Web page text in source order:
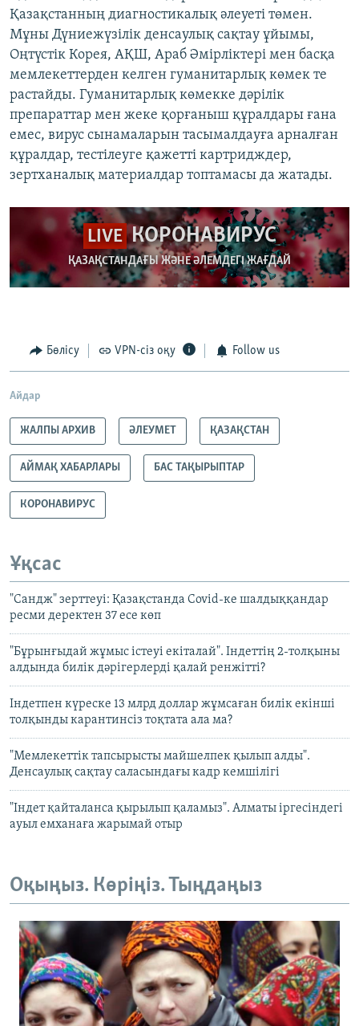
Қазақстанның диагностикалық әлеуеті төмен.
Мұны Дүниежүзілік денсаулық сақтау ұйымы,
Оңтүстік Корея, АҚШ, Араб Әмірліктері мен басқа
мемлекеттерден келген гуманитарлық көмек те
растайды. Гуманитарлық көмекке дәрілік
препараттар мен жеке қорғаныш құралдары ғана
емес, вирус сынамаларын тасымалдауға арналған
құралдар, тестілеуге қажетті картридждер,
зертханалық материалдар топтамасы да жатады.
LIVE КОРОНАВИРУС
ҚАЗАҚСТАНДАҒЫ ЖӘНЕ ӘЛЕМДЕГІ ЖАҒДАЙ
Бөлісу VPN-сіз оқу Follow us
Айдар
ЖАЛПЫ АРХИВ ӘЛЕУМЕТ ҚАЗАҚСТАН
АЙМАҚ ХАБАРЛАРЫ БАС ТАҚЫРЫПТАР
КОРОНАВИРУС
Ұқсас
"Сандж" зерттеуі: Қазақстанда Covid-ке шалдыққандар
ресми деректен 37 есе көп
"Бұрынғыдай жұмыс істеуі екіталай". Індеттің 2-толқыны
алдында билік дәрігерлерді қалай ренжітті?
Індетпен күреске 13 млрд доллар жұмсаған билік екінші
толқынды карантинсіз тоқтата ала ма?
"Мемлекеттік тапсырысты майшелпек қылып алды".
Денсаулық сақтау саласындағы кадр кемшілігі
"Індет қайталанса қырылып қаламыз". Алматы іргесіндегі
ауыл емханаға жарымай отыр
Оқыңыз. Көріңіз. Тыңдаңыз